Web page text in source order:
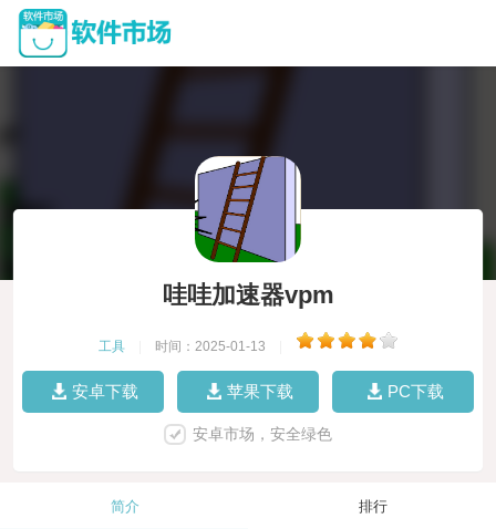
哇哇加速器vpm
工具 时间：2025-01-13
安卓下载 苹果下载 PC下载
安卓市场，安全绿色
简介 排行